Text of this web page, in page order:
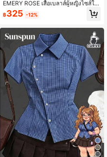
EMERY ROSE เสื้อเบลาส์ผู้หญิงไซส์ให
ญ่ ลายทาง คอผูกโบว์ แต่งระบาย แขน
พอง สไตล์ลำลอง
฿325 -12%